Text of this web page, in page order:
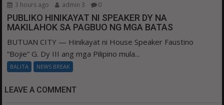
3 hours ago admin 3 0
PUBLIKO HINIKAYAT NI SPEAKER DY NA
MAKILAHOK SA PAGBUO NG MGA BATAS
BUTUAN CITY — Hinikayat ni House Speaker Faustino
“Bojie” G. Dy III ang mga Pilipino mula...
BALITA NEWS BREAK
LEAVE A COMMENT